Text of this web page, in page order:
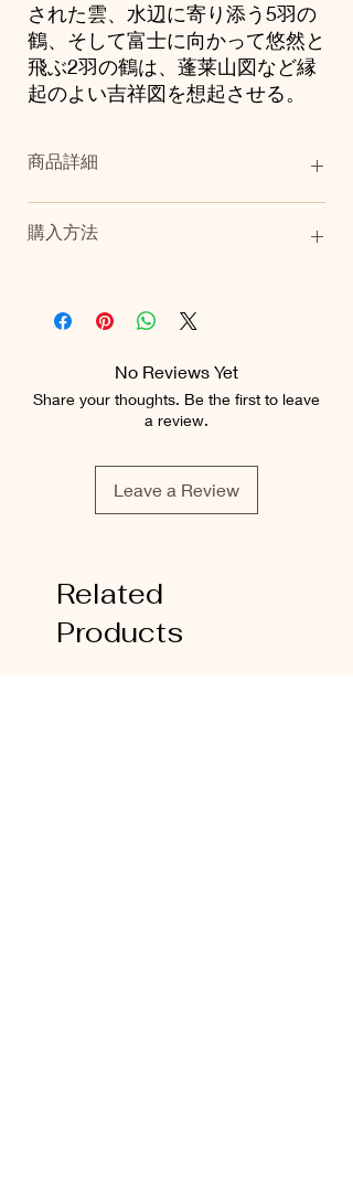
された雲、水辺に寄り添う5羽の
鶴、そして富士に向かって悠然と
飛ぶ2羽の鶴は、蓬莱山図など縁
起のよい吉祥図を想起させる。
商品詳細
重量：2.6kg（額縁含む）
購入方法
問い合わせください。
追って商品価格等、詳細のご案内をいたし
No Reviews Yet
Share your thoughts. Be the first to leave
a review.
Leave a Review
Related
Products